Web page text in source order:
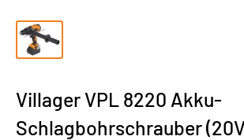
Villager VPL 8220 Akku-
Schlagbohrschrauber